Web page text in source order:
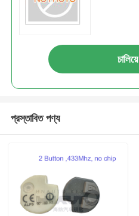
চালিয়ে
প্রস্তাবিত পণ্য